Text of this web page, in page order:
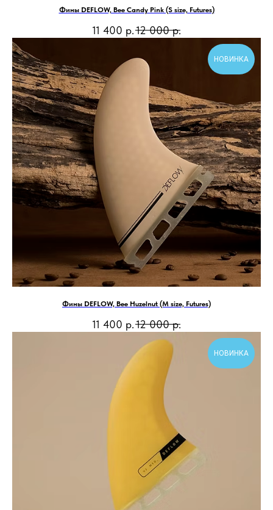
Фины DEFLOW, Bee Candy Pink (S size, Futures)
11 400 р.12 000 р.
НОВИНКА
Фины DEFLOW, Bee Huzelnut (M size, Futures)
11 400 р.12 000 р.
НОВИНКА